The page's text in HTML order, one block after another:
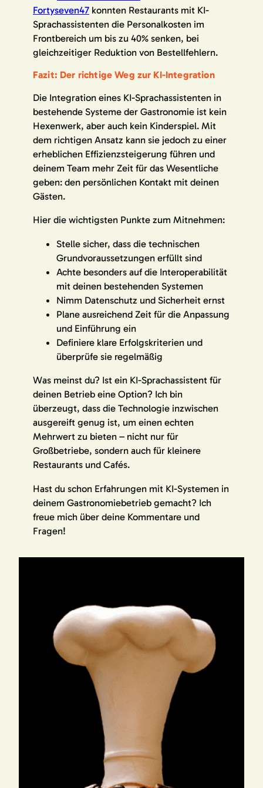
Fortyseven47 konnten Restaurants mit KI-
Sprachassistenten die Personalkosten im
Frontbereich um bis zu 40% senken, bei
gleichzeitiger Reduktion von Bestellfehlern.
Fazit: Der richtige Weg zur KI-Integration
Die Integration eines KI-Sprachassistenten in
bestehende Systeme der Gastronomie ist kein
Hexenwerk, aber auch kein Kinderspiel. Mit
dem richtigen Ansatz kann sie jedoch zu einer
erheblichen Effizienzsteigerung führen und
deinem Team mehr Zeit für das Wesentliche
geben: den persönlichen Kontakt mit deinen
Gästen.
Hier die wichtigsten Punkte zum Mitnehmen:
Stelle sicher, dass die technischen
Grundvoraussetzungen erfüllt sind
Achte besonders auf die Interoperabilität
mit deinen bestehenden Systemen
Nimm Datenschutz und Sicherheit ernst
Plane ausreichend Zeit für die Anpassung
und Einführung ein
Definiere klare Erfolgskriterien und
überprüfe sie regelmäßig
Was meinst du? Ist ein KI-Sprachassistent für
deinen Betrieb eine Option? Ich bin
überzeugt, dass die Technologie inzwischen
ausgereift genug ist, um einen echten
Mehrwert zu bieten – nicht nur für
Großbetriebe, sondern auch für kleinere
Restaurants und Cafés.
Hast du schon Erfahrungen mit KI-Systemen in
deinem Gastronomiebetrieb gemacht? Ich
freue mich über deine Kommentare und
Fragen!